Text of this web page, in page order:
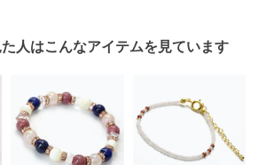
人はこんなアイテムを見ています